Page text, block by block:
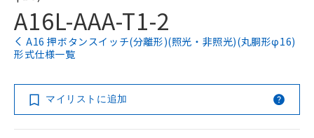
A16L-AAA-T1-2
A16 押ボタンスイッチ(分離形)(照光・非照光)(丸胴形φ16)
形式仕様一覧
マイリストに追加